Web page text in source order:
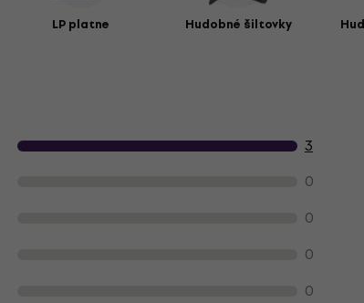
LP platne Hudobné šiltovky
produktu zákazníkmi 3
0
0
0
0